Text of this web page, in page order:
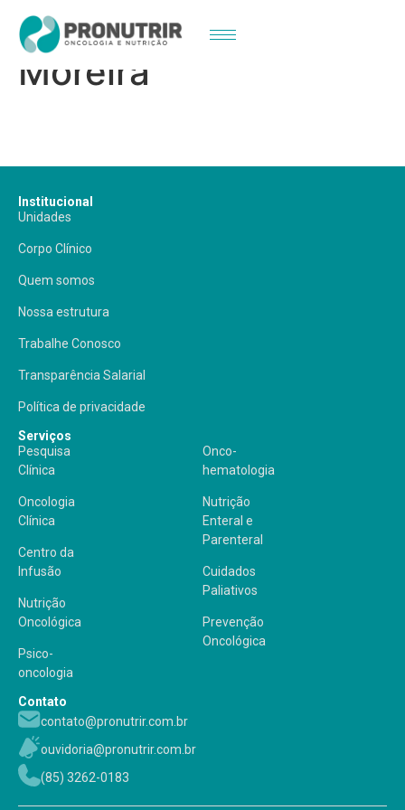
Dra. Ana Paula
Moreira
Institucional
Unidades
Corpo Clínico
Quem somos
Nossa estrutura
Trabalhe Conosco
Transparência Salarial
Política de privacidade
Serviços
Pesquisa
Clínica
Oncologia
Clínica
Centro da
Infusão
Nutrição
Oncológica
Psico-
oncologia
Onco-
hematologia
Nutrição
Enteral e
Parenteral
Cuidados
Paliativos
Prevenção
Oncológica
Contato
contato@pronutrir.com.br
ouvidoria@pronutrir.com.br
(85) 3262-0183